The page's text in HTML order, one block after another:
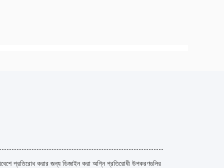
প্রতিরোধ করার জন্য ডিজাইন করা অগ্নি প্রতিরোধী উপকরণগুলির